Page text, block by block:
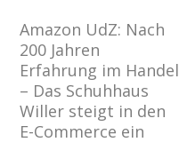
Amazon UdZ: Nach
200 Jahren
Erfahrung im Handel
– Das Schuhhaus
Willer steigt in den
E-Commerce ein